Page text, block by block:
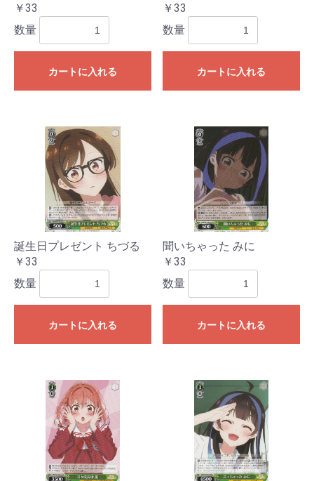
￥33
数量
カートに入れる
￥33
数量
カートに入れる
誕生日プレゼント ちづる
￥33
数量
カートに入れる
聞いちゃった みに
￥33
数量
カートに入れる